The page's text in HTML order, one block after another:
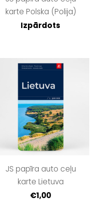
karte Polska (Polija)
Izpārdots
JS papīra auto ceļu
karte Lietuva
€1,00